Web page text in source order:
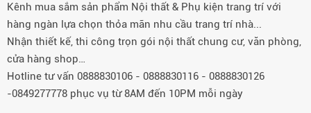
Kênh mua sắm sản phẩm Nội thất & Phụ kiện trang trí với
hàng ngàn lựa chọn thỏa mãn nhu cầu trang trí nhà...
Nhận thiết kế, thi công trọn gói nội thất chung cư, văn phòng,
cửa hàng shop…
Hotline tư vấn 0888830106 - 0888830116 - 0888830126
-0849277778 phục vụ từ 8AM đến 10PM mỗi ngày